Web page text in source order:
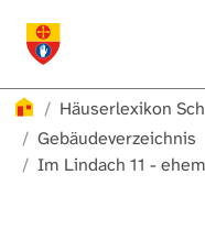
Häuserlexikon
Häuserlexikon
Gebäudeverzeichnis
Im Lindach 11 -